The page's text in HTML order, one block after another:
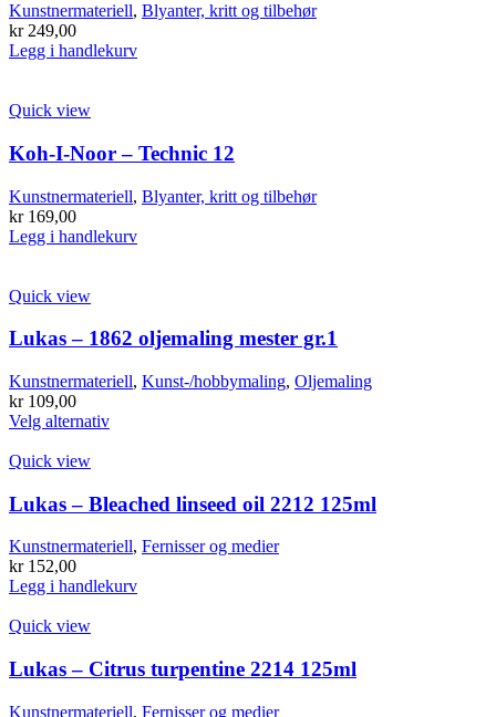
Kunstnermateriell, Blyanter, kritt og tilbehør
kr249,00
Legg i handlekurv
Quick view
Koh-I-Noor – Technic 12
Kunstnermateriell, Blyanter, kritt og tilbehør
kr169,00
Legg i handlekurv
Quick view
Lukas – 1862 oljemaling mester gr.1
Kunstnermateriell, Kunst-/hobbymaling, Oljemaling
kr109,00
Velg alternativDette
varianter.
Alternativene
kan
velges
på
produktsiden
Quick view
Lukas – Bleached linseed oil 2212 125ml
Kunstnermateriell, Fernisser og medier
kr152,00
Legg i handlekurv
Quick view
Lukas – Citrus turpentine 2214 125ml
Kunstnermateriell, Fernisser og medier